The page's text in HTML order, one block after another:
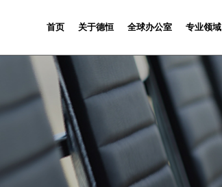
首页 关于德恒 全球办公室 专业领域